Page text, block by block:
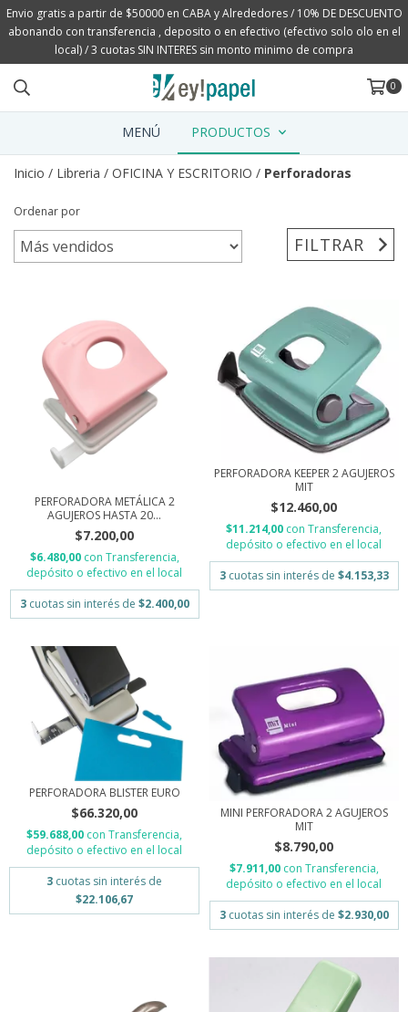
Envio gratis a partir de $50000 en CABA y Alrededores / 10% DE DESCUENTO
abonando con transferencia , deposito o en efectivo (efectivo solo olo en el
local) / 3 cuotas SIN INTERES sin monto minimo de compra
0
MENÚ PRODUCTOS
Inicio / Libreria / OFICINA Y ESCRITORIO / Perforadoras
Ordenar por
FILTRAR
PERFORADORA METÁLICA 2
AGUJEROS HASTA 20...
$7.200,00
$6.480,00 con Transferencia,
depósito o efectivo en el local
3 cuotas sin interés de $2.400,00
PERFORADORA KEEPER 2 AGUJEROS
MIT
$12.460,00
$11.214,00 con Transferencia,
depósito o efectivo en el local
3 cuotas sin interés de $4.153,33
PERFORADORA BLISTER EURO
$66.320,00
$59.688,00 con Transferencia,
depósito o efectivo en el local
3 cuotas sin interés de
$22.106,67
MINI PERFORADORA 2 AGUJEROS
MIT
$8.790,00
$7.911,00 con Transferencia,
depósito o efectivo en el local
3 cuotas sin interés de $2.930,00